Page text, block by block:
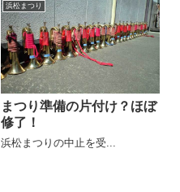
浜松まつり
まつり準備の片付け？ほぼ
修了！
浜松まつりの中止を受...